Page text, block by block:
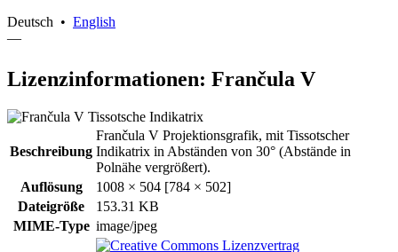
Deutsch • English
—
Lizenzinformationen: Frančula V
Beschreibung
Frančula V Projektionsgrafik, mit Tissotscher
Indikatrix in Abständen von 30° (Abstände in
Polnähe vergrößert).
Auflösung
1008 × 504 [784 × 502]
Dateigröße
153.31 KB
MIME-Type image/jpeg